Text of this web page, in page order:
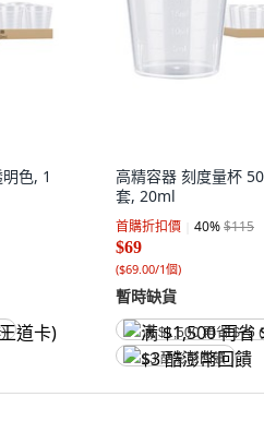
色, 1
)
高精容器 刻度量杯
套, 20ml
首購折扣價 40%$115
$69
($69.00/1個)
暫時缺貨
满 $1,500 再省 $75
$3 酷澎幣回饋